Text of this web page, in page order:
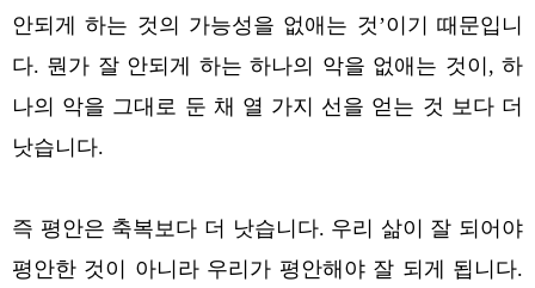
안되게 하는 것의 가능성을 없애는 것’이기 때문입니
다. 뭔가 잘 안되게 하는 하나의 악을 없애는 것이, 하
나의 악을 그대로 둔 채 열 가지 선을 얻는 것 보다 더
낫습니다.
즉 평안은 축복보다 더 낫습니다. 우리 삶이 잘 되어야
평안한 것이 아니라 우리가 평안해야 잘 되게 됩니다.